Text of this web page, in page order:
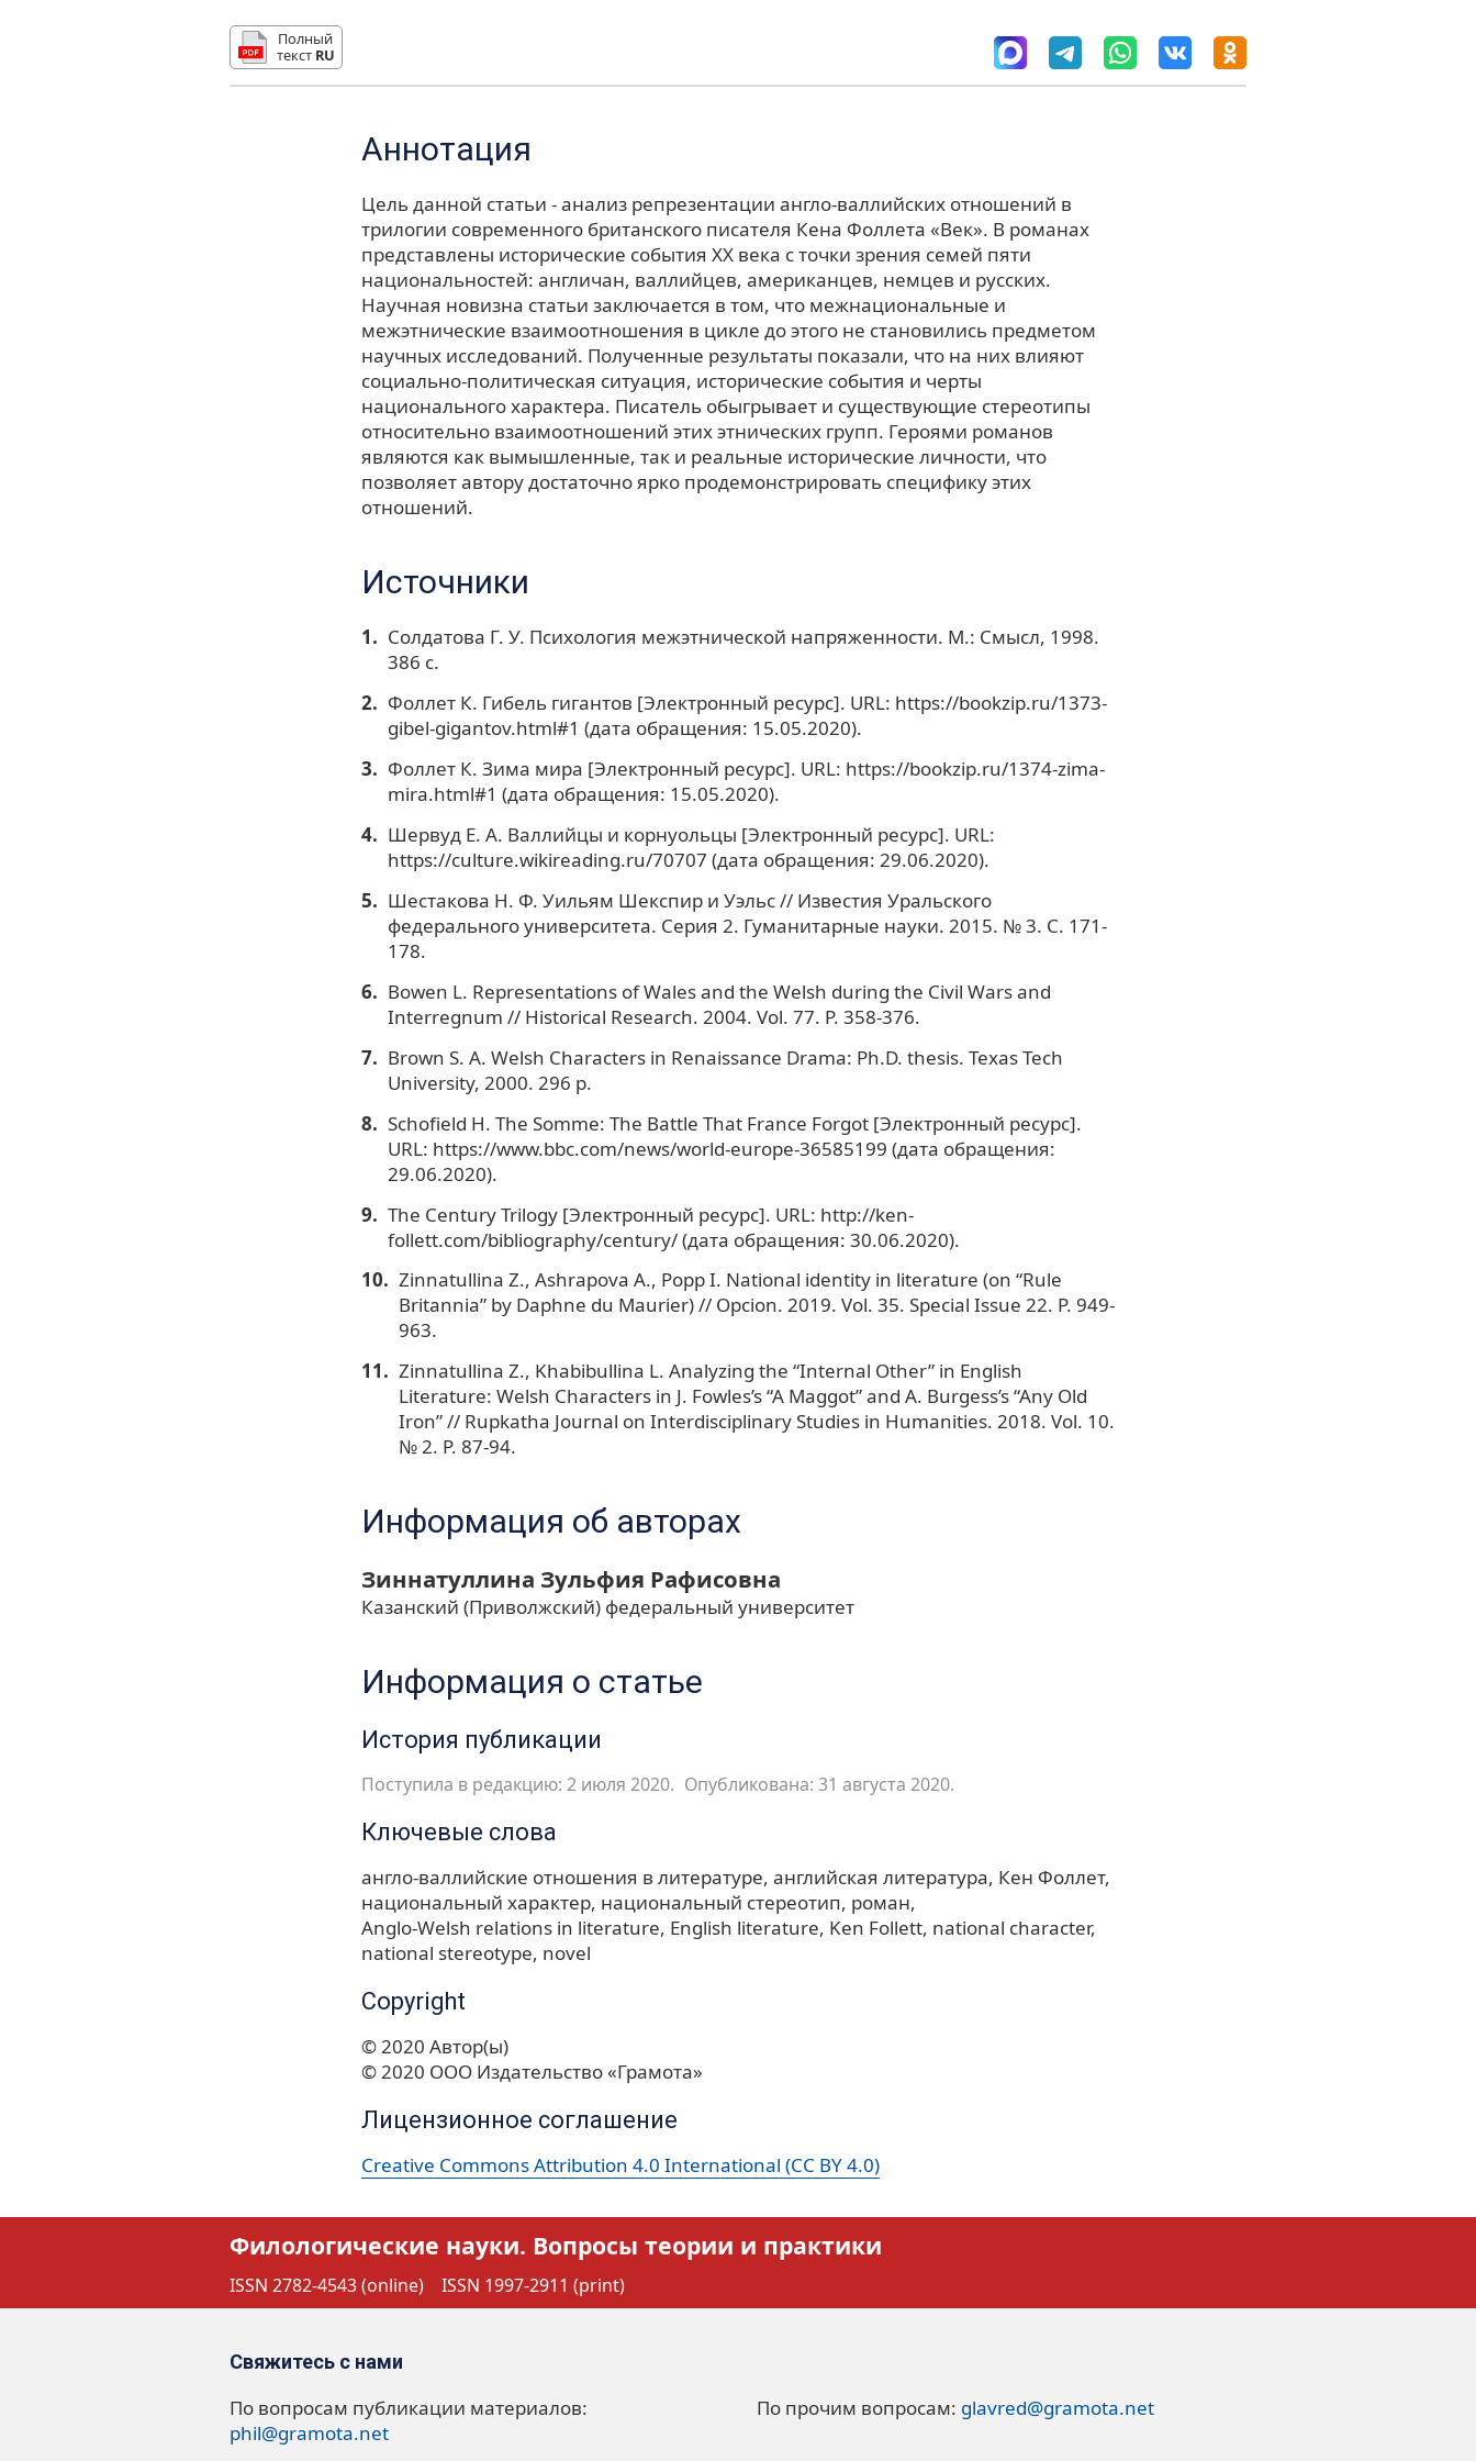
Полный
текст RU
Аннотация
Цель данной статьи - анализ репрезентации англо-валлийских отношений в
трилогии современного британского писателя Кена Фоллета «Век». В романах
представлены исторические события ХХ века с точки зрения семей пяти
национальностей: англичан, валлийцев, американцев, немцев и русских.
Научная новизна статьи заключается в том, что межнациональные и
межэтнические взаимоотношения в цикле до этого не становились предметом
научных исследований. Полученные результаты показали, что на них влияют
социально-политическая ситуация, исторические события и черты
национального характера. Писатель обыгрывает и существующие стереотипы
относительно взаимоотношений этих этнических групп. Героями романов
являются как вымышленные, так и реальные исторические личности, что
позволяет автору достаточно ярко продемонстрировать специфику этих
отношений.
Источники
Солдатова Г. У. Психология межэтнической напряженности. М.: Смысл, 1998.
386 с.
Фоллет К. Гибель гигантов [Электронный ресурс]. URL: https://bookzip.ru/1373-
gibel-gigantov.html#1 (дата обращения: 15.05.2020).
Фоллет К. Зима мира [Электронный ресурс]. URL: https://bookzip.ru/1374-zima-
mira.html#1 (дата обращения: 15.05.2020).
Шервуд Е. А. Валлийцы и корнуольцы [Электронный ресурс]. URL:
https://culture.wikireading.ru/70707 (дата обращения: 29.06.2020).
Шестакова Н. Ф. Уильям Шекспир и Уэльс // Известия Уральского
федерального университета. Серия 2. Гуманитарные науки. 2015. № 3. С. 171-
178.
Bowen L. Representations of Wales and the Welsh during the Civil Wars and
Interregnum // Historical Research. 2004. Vol. 77. P. 358-376.
Brown S. A. Welsh Characters in Renaissance Drama: Ph.D. thesis. Texas Tech
University, 2000. 296 p.
Schofield H. The Somme: The Battle That France Forgot [Электронный ресурс].
URL: https://www.bbc.com/news/world-europe-36585199 (дата обращения:
29.06.2020).
The Century Trilogy [Электронный ресурс]. URL: http://ken-
follett.com/bibliography/century/ (дата обращения: 30.06.2020).
Zinnatullina Z., Аshrаpovа А., Popp I. National identity in literature (on “Rule
Britannia” by Daphne du Maurier) // Opcion. 2019. Vol. 35. Special Issue 22. P. 949-
963.
Zinnatullina Z., Khabibullina L. Analyzing the “Internal Other” in English
Literature: Welsh Characters in J. Fowles’s “A Maggot” and A. Burgess’s “Any Old
Iron” // Rupkatha Journal on Interdisciplinary Studies in Humanities. 2018. Vol. 10.
№ 2. P. 87-94.
Информация об авторах
Зиннатуллина Зульфия Рафисовна
Казанский (Приволжский) федеральный университет
Информация о статье
История публикации
Поступила в редакцию: 2 июля 2020. Опубликована: 31 августа 2020.
Ключевые слова
англо-валлийские отношения в литературе английская литература Кен Фоллет
национальный характер национальный стереотип роман
Anglo-Welsh relations in literature English literature Ken Follett national character
national stereotype novel
Copyright
© 2020 Автор(ы)
© 2020 ООО Издательство «Грамота»
Лицензионное соглашение
Creative Commons Attribution 4.0 International (CC BY 4.0)
Филологические науки. Вопросы теории и практики
ISSN 2782-4543 (online) ISSN 1997-2911 (print)
Свяжитесь с нами
По вопросам публикации материалов:
phil@gramota.net
По прочим вопросам: glavred@gramota.net